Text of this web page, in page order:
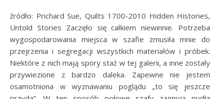
źródło: Prichard Sue, Quilts 1700-2010 Hidden Histories,
Untold Stories Zaczęło się całkiem niewinnie. Potrzeba
wygospodarowania miejsca w szafie zmusiła mnie do
przejrzenia i segregacji wszystkich materiałów i próbek.
Niektóre z nich mają spory staż w tej galerii, a inne zostały
przywiezione z bardzo daleka. Zapewne nie jestem
osamotniona w wyznawaniu poglądu „to się jeszcze